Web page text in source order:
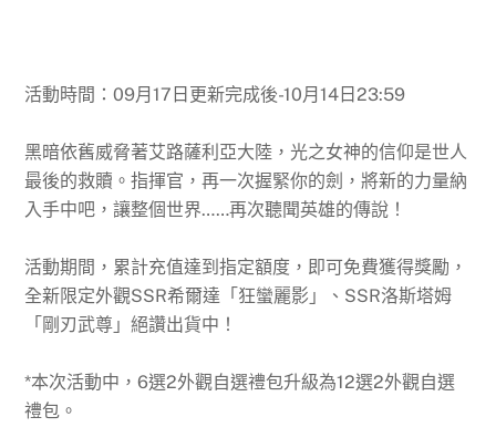
活動時間：09月17日更新完成後-10月14日23:59
黑暗依舊威脅著艾路薩利亞大陸，光之女神的信仰是世人
最後的救贖。指揮官，再一次握緊你的劍，將新的力量納
入手中吧，讓整個世界……再次聽聞英雄的傳說！
活動期間，累計充值達到指定額度，即可免費獲得獎勵，
全新限定外觀SSR希爾達「狂蠻麗影」、SSR洛斯塔姆
「剛刃武尊」絕讚出貨中！
*本次活動中，6選2外觀自選禮包升級為12選2外觀自選
禮包。